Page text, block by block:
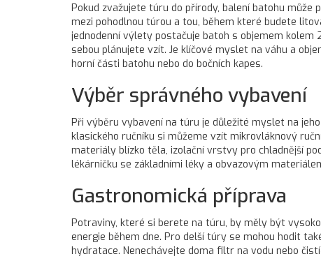
Pokud zvažujete túru do přírody, balení batohu může
mezi pohodlnou túrou a tou, během které budete
jednodenní výlety postačuje batoh s objemem
sebou plánujete vzít. Je klíčové myslet na váhu a
horní části batohu nebo do bočních kapes.
Výběr správného vybavení
Při výběru vybavení na túru je důležité myslet na
klasického ručníku si můžeme vzít mikrovláknový
materiály blízko těla, izolační vrstvy pro chladnější
lékárničku se základními léky a obvazovým
Gastronomická příprava
Potraviny, které si berete na túru, by měly být
energie během dne. Pro delší túry se mohou hodit
hydratace. Nenechávejte doma filtr na vodu nebo